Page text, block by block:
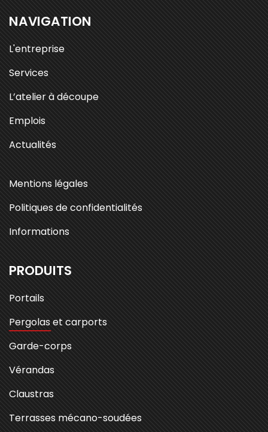
NAVIGATION
L'entreprise
Services
L’atelier à découpe
Emplois
Actualités
Mentions légales
Politiques de confidentialités
Informations
PRODUITS
Portails
Pergolas et carports
Garde-corps
Vérandas
Claustras
Terrasses mécano-soudées